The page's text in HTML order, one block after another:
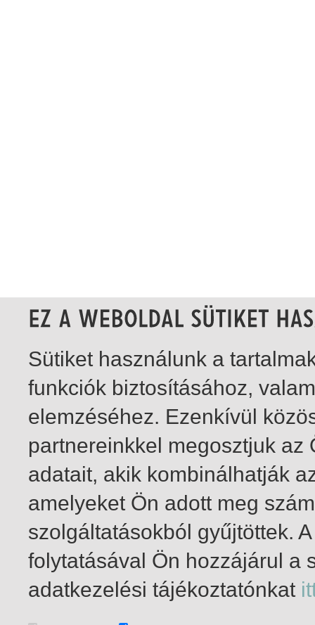
1-8 / összesen 8 találat
Sütiket használunk a
funkciók biztosításához,
elemzéséhez. Ezenkívül
partnereinkkel megosztjuk
adatait, akik kombinálhatják
amelyeket Ön adott meg
szolgáltatásokból gyűjtöttek.
folytatásával Ön hozzájárul a
adatkezelési tájékoztatónkat